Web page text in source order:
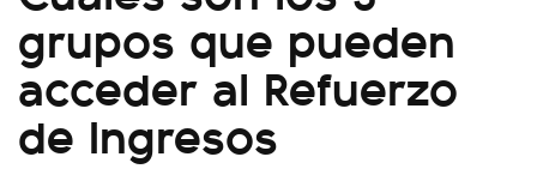
grupos que pueden
acceder al Refuerzo
de Ingresos